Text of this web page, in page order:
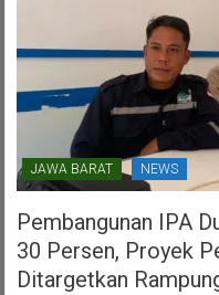
JAWA BARAT NEWS
Pembangunan IPA
30 Persen, Proyek
Ditargetkan